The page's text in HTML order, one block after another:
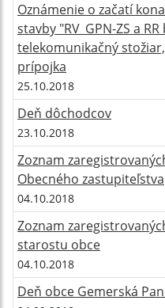
Oznámenie o začatí
stavby "RV_GPN-ZS a
telekomunikačný
prípojka
25.10.2018
Deň dôchodcov
23.10.2018
Zoznam
Obecného zastupiteľstva
04.10.2018
Zoznam
starostu obce
04.10.2018
Deň obce Gemerská